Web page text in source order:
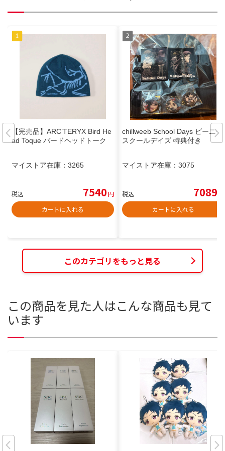
【完売品】ARC’TERYX Bird He
ad Toque バードヘッドトーク
マイストア在庫： 3265
税込 7540円
カートに入れる
chillweeb School Days ビーニー
スクールデイズ 特典付き
マイストア在庫： 3075
税込 7089
カートに入れる
このカテゴリをもっと見る
この商品を見た人はこんな商品も見て
います